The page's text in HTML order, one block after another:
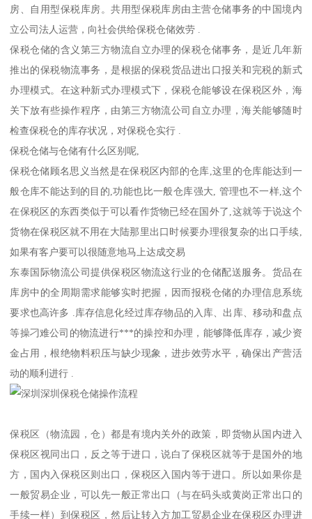
房、自用型保税库房。共用型保税库房由主营仓储事务的中国境内
立公司法人运营，向社会供给保税仓储效劳 .
保税仓储的含义第三方物流自立办理的保税仓储事务，是近几年新
推出的保税物流事务，是根据的保税货品进出口报关和完税的新式
办理模式。在这种新式办理模式下，保税仓能够设在保税区外，海
关下放有些操作程序，由第三方物流公司自立办理，海关能够随时
检查保税仓的库存状况，对保税仓实行 .
保税仓储与仓储有什么区别呢,
保税仓储顾名思义当然是在保税区内部的仓库,这里的仓库能达到一
般仓库不能达到的目的,功能也比一般仓库强大, 管理也不一样,这个
在保税区的东西类似于可以看作货物已经在国外了,这就等于说这个
货物在保税区就不用在大陆那里出口时候要办理很复杂的出口手续,
如果有客户要可以很随意地马上达成交易
东泰国际物流公司提供保税区物流这行业的仓储配送服务。货品在
库房中的全周期需求能够实时把握，因而报税仓储的办理信息系统
要求也高许多 .库存信息化经过库存物品的入库、出库、移动和盘点
等操刁难公司的物流进行***的操控和办理，能够降低库存，减少资
金占用，根绝物料积压与缺少现象，进步效劳水平，确保出产营活
动的顺利进行 .
保税区（物流园，仓）都是有境内关外的政策，即货物从国内进入
保税区视同出口，反之等于进口，说白了保税区就等于是国外的地
方，国内入保税区则出口，保税区入国内等于进口。所以如果你是
一般贸易企业，可以先一般正常出口（与在码头或黄岗正常出口的
手续一样）到保税区，然后让转入方加工贸易企业在保税区办理进